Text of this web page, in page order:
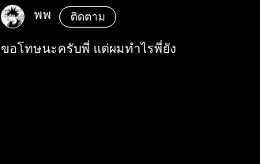
พพ ติดตาม
ขอโทษนะครับพี่ แต่ผมทำไรพี่ยัง